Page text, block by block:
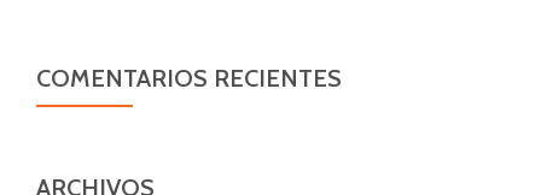
COMENTARIOS RECIENTES
ARCHIVOS